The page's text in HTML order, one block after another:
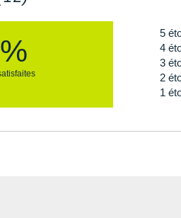
Poids constaté chez i-Run
Coloris exclusif Restorative Comfort
autres produits
5
4
3
2
1